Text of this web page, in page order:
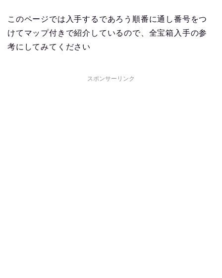
このページでは入手するであろう順番に通し番号をつ
けてマップ付きで紹介しているので、全宝箱入手の参
考にしてみてください
スポンサーリンク